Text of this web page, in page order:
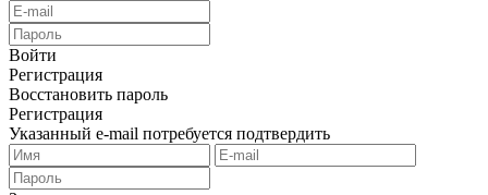
Войти
Регистрация
Восстановить пароль
Регистрация
Указанный e-mail потребуется подтвердить